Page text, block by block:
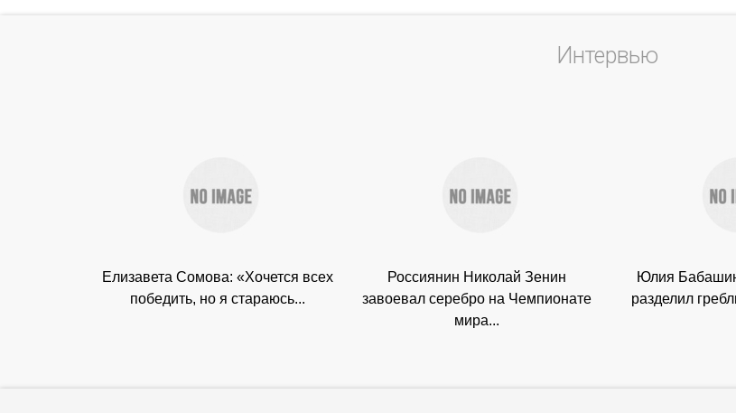
Интервью
Елизавета Сомова: «Хочется всех
победить, но я стараюсь...
Россиянин Николай Зенин
завоевал серебро на Чемпионате
мира...
Юлия
разделил